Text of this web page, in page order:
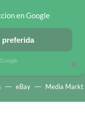
OFERTAS EN
eBay Media Markt
×
en Google
preferida